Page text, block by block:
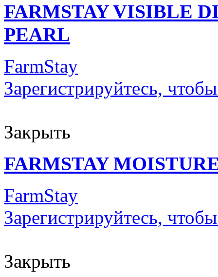
FARMSTAY VISIBLE
PEARL
FarmStay
Зарегистрируйтесь,
Закрыть
FARMSTAY
FarmStay
Зарегистрируйтесь,
Закрыть